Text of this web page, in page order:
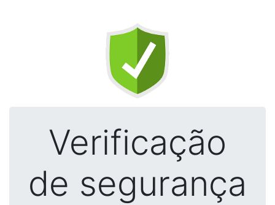
Verificação
de segurança